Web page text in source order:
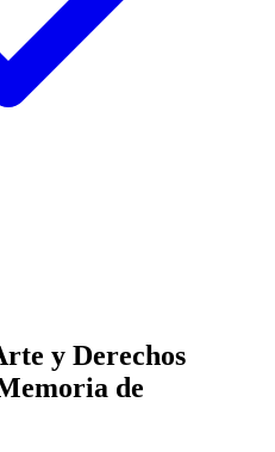
y Derechos
de